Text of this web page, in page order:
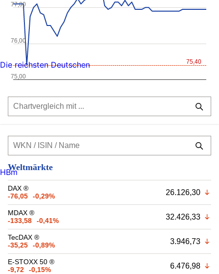
75,40
75,00
76,00
77,00
Weltmärkte
DAX ®
-76,05
-0,29% 26.126,30
MDAX ®
-133,58
-0,41% 32.426,33
TecDAX ®
-35,25
-0,89% 3.946,73
E-STOXX 50 ®
-9,72
-0,15% 6.476,98
Die reichsten Deutschen
HBm